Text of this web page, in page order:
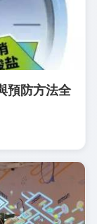
預防方法全